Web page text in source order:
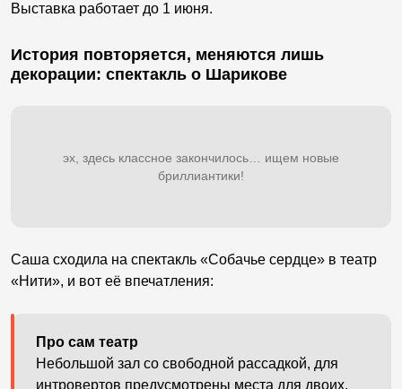
Выставка работает до 1 июня.
История повторяется, меняются лишь
декорации: спектакль о Шарикове
эх, здесь классное закончилось… ищем новые
бриллиантики!
Саша сходила на спектакль «Собачье сердце» в театр
«Нити», и вот её впечатления:
Про сам театр
Небольшой зал со свободной рассадкой, для
интровертов предусмотрены места для двоих.